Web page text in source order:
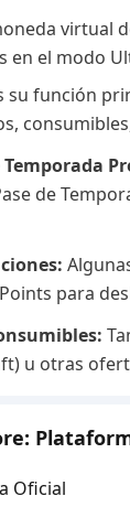
virtual
en el modo
su función
de
para
u otras
Oficial